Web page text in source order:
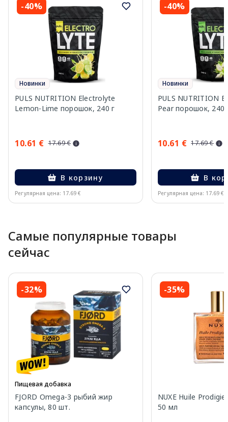
-40%
Новинки
PULS NUTRITION Electrolyte
Lemon-Lime порошок, 240 г
10.61 € 17.69 €
В корзину
Регулярная цена: 17.69 €
-40%
Новинки
PULS NUTRITION
Pear порошок, 240
10.61 € 17.69 €
В
Регулярная цена: 17.69 €
Самые популярные товары
сейчас
-32%
Пищевая добавка
FJORD Omega-3 рыбий жир
капсулы, 80 шт.
-35%
NUXE Huile
50 мл